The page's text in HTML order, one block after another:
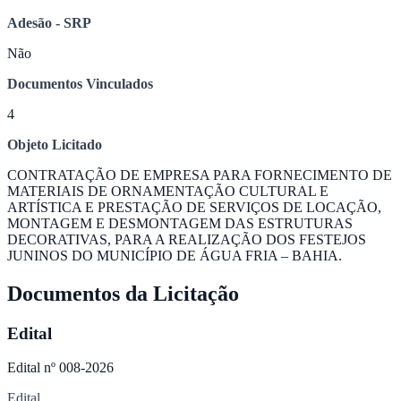
Adesão - SRP
Não
Documentos Vinculados
4
Objeto Licitado
CONTRATAÇÃO DE EMPRESA PARA FORNECIMENTO DE
MATERIAIS DE ORNAMENTAÇÃO CULTURAL E
ARTÍSTICA E PRESTAÇÃO DE SERVIÇOS DE LOCAÇÃO,
MONTAGEM E DESMONTAGEM DAS ESTRUTURAS
DECORATIVAS, PARA A REALIZAÇÃO DOS FESTEJOS
JUNINOS DO MUNICÍPIO DE ÁGUA FRIA – BAHIA.
Documentos da Licitação
Edital
Edital nº 008-2026